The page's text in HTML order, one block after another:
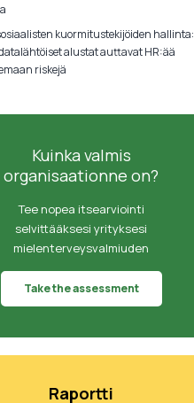
kuormitustekijöiden hallinta:
alustat auttavat HR:ää
riskejä
Kuinka valmis
organisaationne on?
Tee nopea itsearviointi
selvittääksesi yrityksesi
mielenterveysvalmiuden
Take the assessment
Raportti